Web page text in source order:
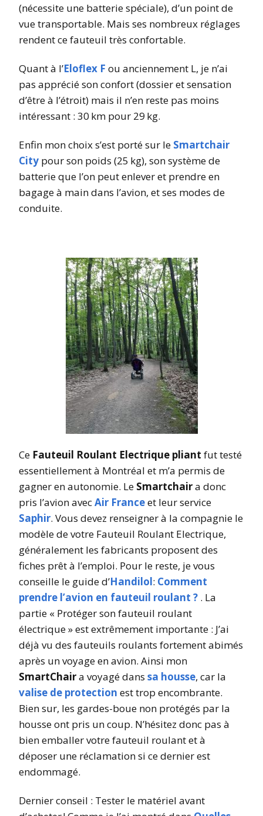
(nécessite une batterie spéciale), d’un point de
vue transportable. Mais ses nombreux réglages
rendent ce fauteuil très confortable.
Quant à l’Eloflex F ou anciennement L, je n’ai
pas apprécié son confort (dossier et sensation
d’être à l’étroit) mais il n’en reste pas moins
intéressant : 30 km pour 29 kg.
Enfin mon choix s’est porté sur le Smartchair
City pour son poids (25 kg), son système de
batterie que l’on peut enlever et prendre en
bagage à main dans l’avion, et ses modes de
conduite.
Ce Fauteuil Roulant Electrique pliant fut testé
essentiellement à Montréal et m’a permis de
gagner en autonomie. Le Smartchaira donc
pris l’avion avecAir Franceet leur service
Saphir. Vous devez renseigner à la compagnie le
modèle de votre Fauteuil Roulant Electrique,
généralement les fabricants proposent des
fiches prêt à l’emploi. Pour le reste, je vous
conseille le guide d’Handilol: Comment
prendre l’avion en fauteuil roulant ? . La
partie « Protéger son fauteuil roulant
électrique » est extrêmement importante : J’ai
déjà vu des fauteuils roulants fortement abimés
après un voyage en avion. Ainsi mon
SmartChaira voyagé dans sa housse, car la
valise de protection est trop encombrante.
Bien sur, les gardes-boue non protégés par la
housse ont pris un coup. N’hésitez donc pas à
bien emballer votre fauteuil roulant et à
déposer une réclamation si ce dernier est
endommagé.
Dernier conseil : Tester le matériel avant